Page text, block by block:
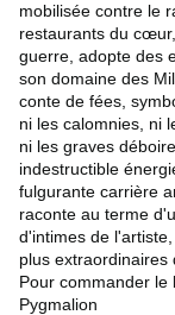
mobilisée contre le
restaurants du
guerre, adopte des
son domaine des
conte de fées,
ni les calomnies, ni
ni les graves
indestructible
fulgurante carrière
raconte au terme
d'intimes de
plus extraordinaires
Pour commander le
Pygmalion